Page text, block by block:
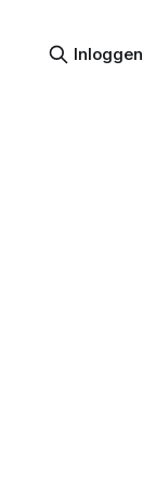
Inloggen